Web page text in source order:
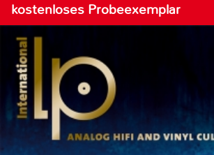
kostenloses Probeexemplar